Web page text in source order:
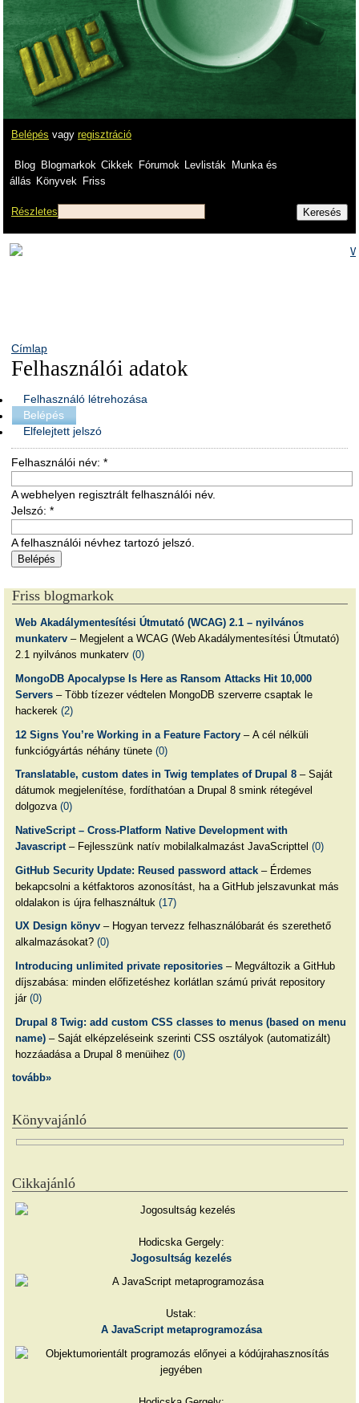
Belépés vagy regisztráció
Blog Blogmarkok Cikkek Fórumok Levlisták
Munka és
állás Könyvek Friss
Részletes
Címlap
Felhasználói adatok
Felhasználó létrehozása
Belépés
Elfelejtett jelszó
Felhasználói név: *
A webhelyen regisztrált felhasználói név.
Jelszó: *
A felhasználói névhez tartozó jelszó.
Friss blogmarkok
Web Akadálymentesítési Útmutató (WCAG) 2.1 – nyilvános
munkaterv– Megjelent a WCAG (Web Akadálymentesítési Útmutató)
2.1 nyilvános munkaterv (0)
MongoDB Apocalypse Is Here as Ransom Attacks Hit 10,000
Servers– Több tízezer védtelen MongoDB szerverre csaptak le
hackerek (2)
12 Signs You’re Working in a Feature Factory– A cél nélküli
funkciógyártás néhány tünete (0)
Translatable, custom dates in Twig templates of Drupal 8– Saját
dátumok megjelenítése, fordíthatóan a Drupal 8 smink rétegével
dolgozva (0)
NativeScript – Cross-Platform Native Development with
Javascript– Fejlesszünk natív mobilalkalmazást JavaScripttel (0)
GitHub Security Update: Reused password attack– Érdemes
bekapcsolni a kétfaktoros azonosítást, ha a GitHub jelszavunkat más
oldalakon is újra felhasználtuk (17)
UX Design könyv– Hogyan tervezz felhasználóbarát és szerethető
alkalmazásokat? (0)
Introducing unlimited private repositories– Megváltozik a GitHub
díjszabása: minden előfizetéshez korlátlan számú privát repository
jár (0)
Drupal 8 Twig: add custom CSS classes to menus (based on menu
name)– Saját elképzeléseink szerinti CSS osztályok (automatizált)
hozzáadása a Drupal 8 menüihez (0)
tovább»
Könyvajánló
Cikkajánló
Hodicska Gergely:
Jogosultság kezelés
Ustak:
A JavaScript metaprogramozása